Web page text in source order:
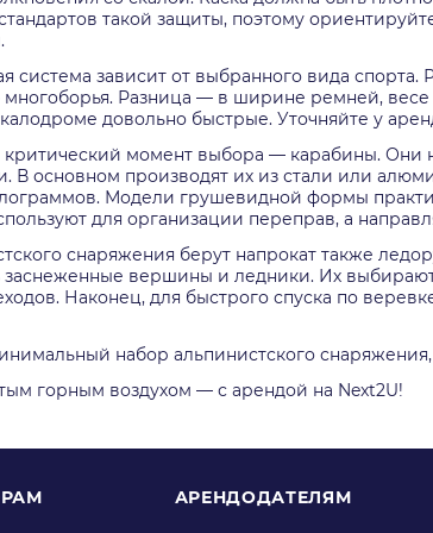
такой защиты, поэтому
система зависит от выбранного вида
многоборья. Разница — в ширине ремней,
довольно быстрые. Уточняйте у
момент выбора — карабины. Они
В основном производят их из стали или
Модели грушевидной формы
для организации переправ, а
снаряжения берут напрокат также
вершины и ледники. Их
Наконец, для быстрого спуска по
набор альпинистского
горным воздухом — с арендой на Next2U!
АРЕНДОДАТЕЛЯМ